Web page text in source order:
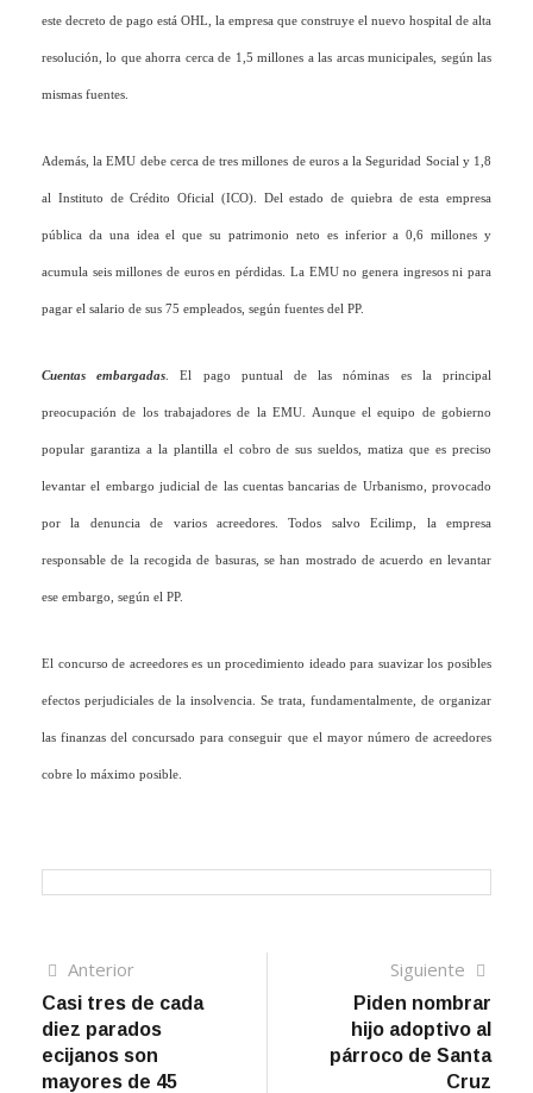
este decreto de pago está OHL, la empresa que construye el nuevo hospital de alta
resolución, lo que ahorra cerca de 1,5 millones a las arcas municipales, según las
mismas fuentes.
Además, la EMU debe cerca de tres millones de euros a la Seguridad Social y 1,8
al Instituto de Crédito Oficial (ICO). Del estado de quiebra de esta empresa
pública da una idea el que su patrimonio neto es inferior a 0,6 millones y
acumula seis millones de euros en pérdidas. La EMU no genera ingresos ni para
pagar el salario de sus 75 empleados, según fuentes del PP.
Cuentas embargadas . El pago puntual de las nóminas es la principal
preocupación de los trabajadores de la EMU. Aunque el equipo de gobierno
popular garantiza a la plantilla el cobro de sus sueldos, matiza que es preciso
levantar el embargo judicial de las cuentas bancarias de Urbanismo, provocado
por la denuncia de varios acreedores. Todos salvo Ecilimp, la empresa
responsable de la recogida de basuras, se han mostrado de acuerdo en levantar
ese embargo, según el PP.
El concurso de acreedores es un procedimiento ideado para suavizar los posibles
efectos perjudiciales de la insolvencia. Se trata, fundamentalmente, de organizar
las finanzas del concursado para conseguir que el mayor número de acreedores
cobre lo máximo posible.
Navegación
de
entradas
AnteriorArtículo
anterior
Casi tres de cada
diez parados
ecijanos son
mayores de 45
Siguiente
Piden nombrar
hijo adoptivo al
párroco de Santa
Cruz